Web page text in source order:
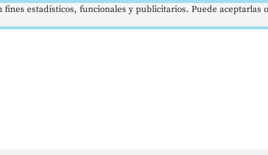
estadísticos, funcionales y publicitarios. Puede aceptarlas